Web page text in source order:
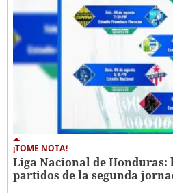
¡TOME NOTA!
Liga Nacional de Honduras:
partidos de la segunda